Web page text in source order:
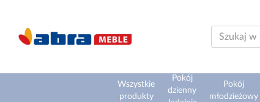
Wszystkie
produkty
Pokój
dzienny
Pokój
młodzieżowy